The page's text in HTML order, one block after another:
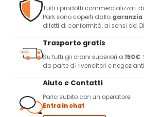
Tutti i prodotti commercializzati
Park sono coperti dalla garanzia
difetti di conformità, ai sensi del
Trasporto gratis
Su tutti gli ordini superiori a 150€.
da parte di rivenditori e
Aiuto e Contatti
Parla subito con un operatore
Entra in chat